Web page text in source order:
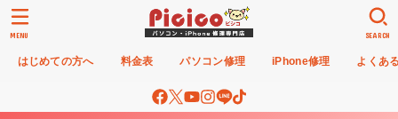
はじめての方へ 料金表 パソコン修理 iPhone修理 よくあ
SEARCH
MENU